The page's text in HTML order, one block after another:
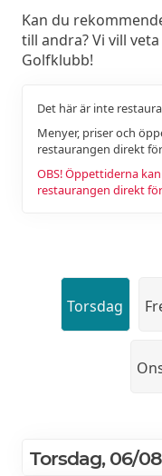
Kan du
till andra? Vi vill
Golfklubb!
Det här är inte
Menyer, priser och
restaurangen direkt
OBS! Öppettiderna
restaurangen direkt
Torsdag
Torsdag, 06/08